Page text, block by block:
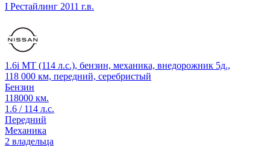
I Рестайлинг 2011 г.в.
1.6i MT (114 л.с.), бензин, механика, внедорожник 5д.,
118 000 км, передний, серебристый
Бензин
118000 км.
1.6 / 114 л.с.
Передний
Механика
2 владельца